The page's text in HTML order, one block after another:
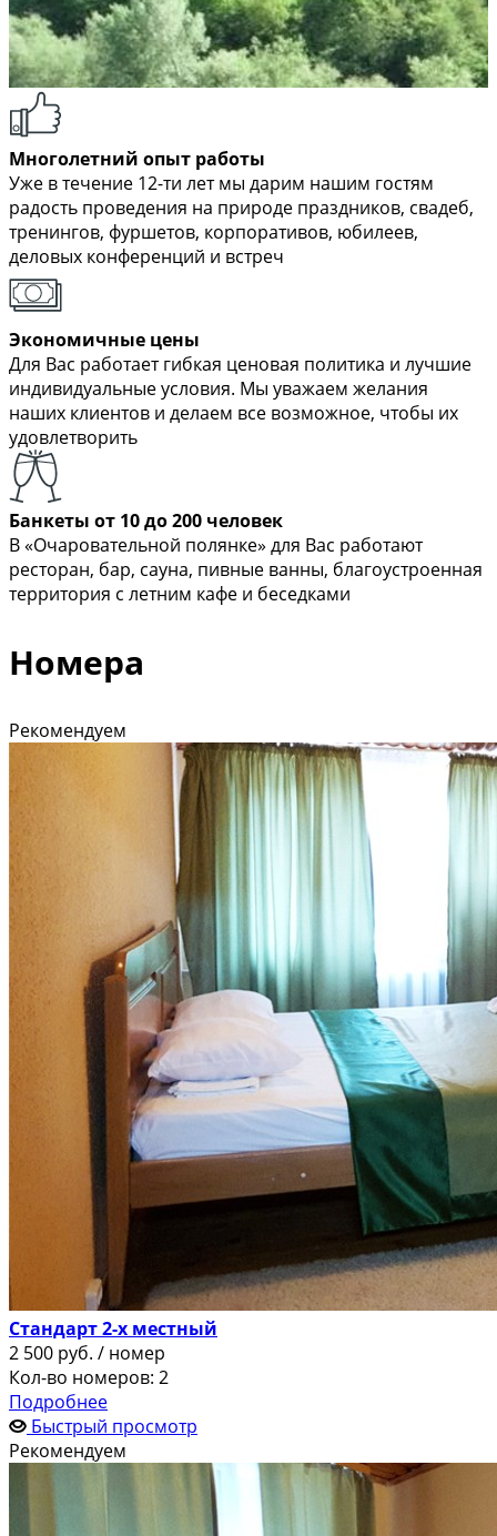
Многолетний опыт работы
Уже в течение 12-ти лет мы дарим нашим гостям
радость проведения на природе праздников, свадеб,
тренингов, фуршетов, корпоративов, юбилеев,
деловых конференций и встреч
Экономичные цены
Для Вас работает гибкая ценовая политика и лучшие
индивидуальные условия. Мы уважаем желания
наших клиентов и делаем все возможное, чтобы их
удовлетворить
Банкеты от 10 до 200 человек
В «Очаровательной полянке» для Вас работают
ресторан, бар, сауна, пивные ванны, благоустроенная
территория с летним кафе и беседками
Номера
Рекомендуем
Стандарт 2-х местный
2 500 руб. / номер
Кол-во номеров: 2
Подробнее
Быстрый просмотр
Рекомендуем